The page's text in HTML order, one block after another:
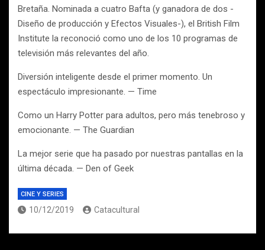
Bretaña. Nominada a cuatro Bafta (y ganadora de dos -
Diseño de producción y Efectos Visuales-), el British Film
Institute la reconoció como uno de los 10 programas de
televisión más relevantes del año.
Diversión inteligente desde el primer momento. Un
espectáculo impresionante. — Time
Como un Harry Potter para adultos, pero más tenebroso y
emocionante. — The Guardian
La mejor serie que ha pasado por nuestras pantallas en la
última década. — Den of Geek
CINE Y SERIES
10/12/2019 Catacultural